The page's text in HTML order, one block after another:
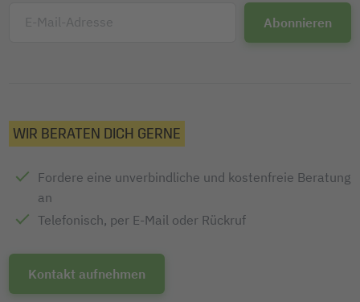
E-Mail-Adresse
WIR BERATEN DICH GERNE
Fordere eine unverbindliche und kostenfreie Beratung
an
Telefonisch, per E-Mail oder Rückruf
Kontakt aufnehmen